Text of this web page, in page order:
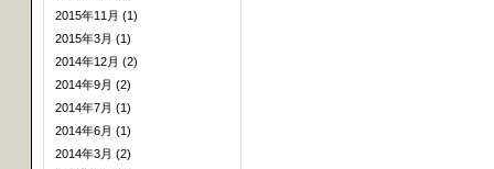
2015年11月 (1)
2015年3月 (1)
2014年12月 (2)
2014年9月 (2)
2014年7月 (1)
2014年6月 (1)
2014年3月 (2)